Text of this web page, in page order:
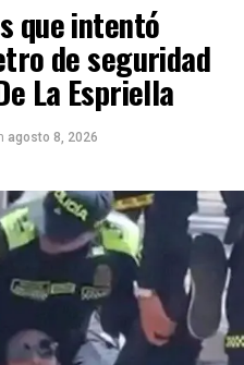
que intentó
de seguridad
La Espriella
agosto 8, 2026